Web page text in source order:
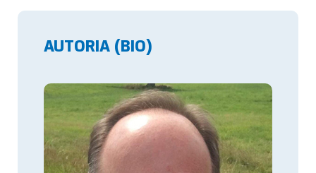
AUTORIA (BIO)